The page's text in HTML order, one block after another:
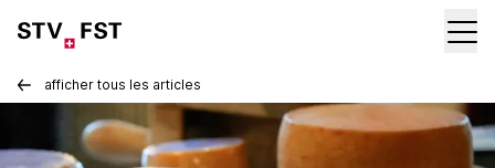
afficher tous les articles